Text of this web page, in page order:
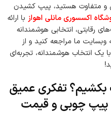
و متفاوت هستید، پیپ کشیدن
اکسسوری مانلی اهواز با ارائه
رقابتی، انتخابی هوشمندانه
ما مراجعه کنید و از
یک انتخاب هوشمندانه، تجربه‌ای
بکشیم؟ تفکری عمیق
پیپ چوبی و قیمت